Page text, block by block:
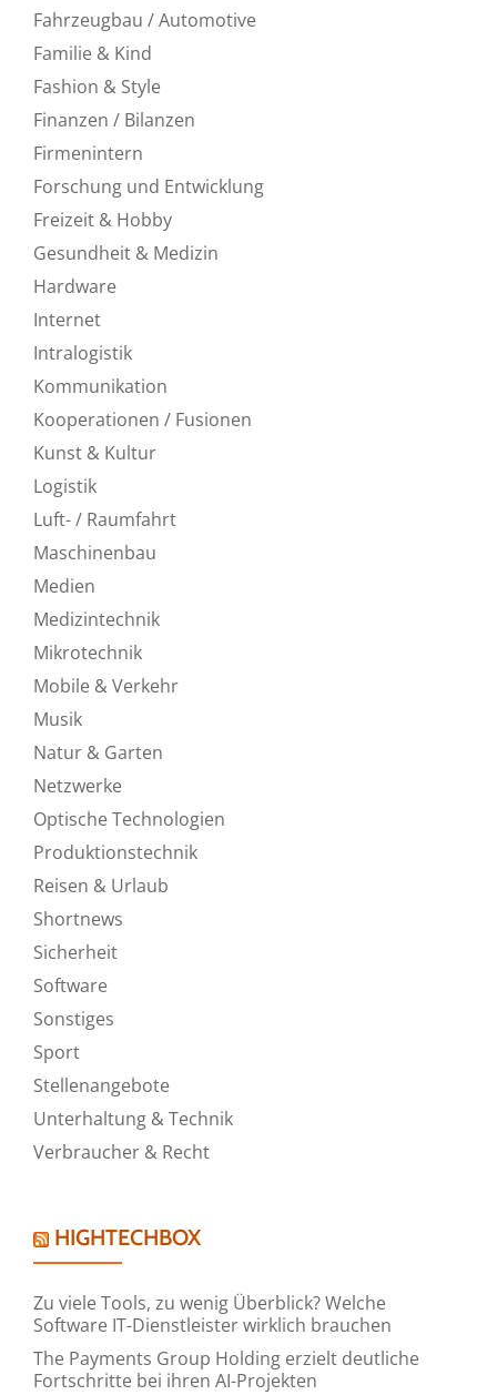
Fahrzeugbau / Automotive
Familie & Kind
Fashion & Style
Finanzen / Bilanzen
Firmenintern
Forschung und Entwicklung
Freizeit & Hobby
Gesundheit & Medizin
Hardware
Internet
Intralogistik
Kommunikation
Kooperationen / Fusionen
Kunst & Kultur
Logistik
Luft- / Raumfahrt
Maschinenbau
Medien
Medizintechnik
Mikrotechnik
Mobile & Verkehr
Musik
Natur & Garten
Netzwerke
Optische Technologien
Produktionstechnik
Reisen & Urlaub
Shortnews
Sicherheit
Software
Sonstiges
Sport
Stellenangebote
Unterhaltung & Technik
Verbraucher & Recht
HIGHTECHBOX
Zu viele Tools, zu wenig Überblick? Welche
Software IT-Dienstleister wirklich brauchen
The Payments Group Holding erzielt deutliche
Fortschritte bei ihren AI-Projekten